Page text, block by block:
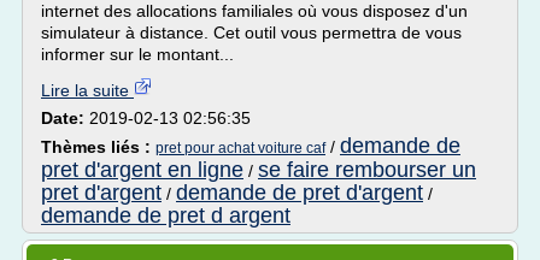
internet des allocations familiales où vous disposez d'un
simulateur à distance. Cet outil vous permettra de vous
informer sur le montant...
Lire la suite
Date: 2019-02-13 02:56:35
Thèmes liés : pret pour achat voiture caf/ demande de
pret d'argent en ligne / se faire rembourser un
pret d'argent / demande de pret d'argent /
demande de pret d argent